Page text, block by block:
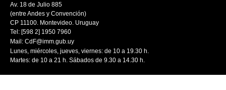
Av. 18 de Julio 885
(entre Andes y Convención)
CP 11100. Montevideo. Uruguay
Tel: [598 2] 1950 7960
Mail: CdF@imm.gub.uy
Lunes, miércoles, jueves, viernes: de 10 a 19.30 h.
Martes: de 10 a 21 h. Sábados de 9.30 a 14.30 h.